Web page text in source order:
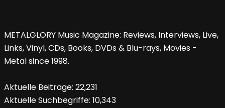
METALGLORY Music Magazine: Reviews, Interviews, Live,
Links, Vinyl, CDs, Books, DVDs & Blu-rays, Movies -
Metal since 1998.
Aktuelle Beiträge: 22,231
Aktuelle Suchbegriffe: 10,343